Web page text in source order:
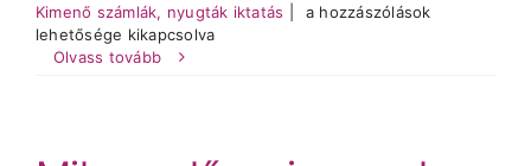
Kimenő számlák, nyugták iktatás
Milyen
a hozzászólások
lehetősége kikapcsolva
Olvass tovább